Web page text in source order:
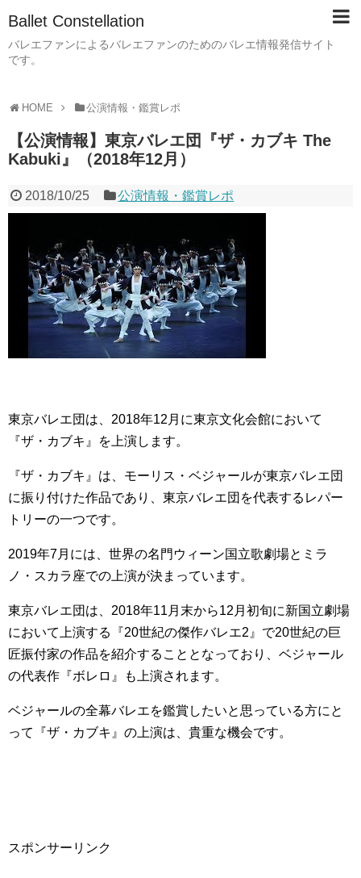
Ballet Constellation
バレエファンによるバレエファンのためのバレエ情報発信サイト
です。
HOME 公演情報・鑑賞レポ
【公演情報】東京バレエ団『ザ・カブキ The
Kabuki』（2018年12月）
2018/10/25 公演情報・鑑賞レポ
東京バレエ団は、2018年12月に東京文化会館において
『ザ・カブキ』を上演します。
『ザ・カブキ』は、モーリス・ベジャールが東京バレエ団
に振り付けた作品であり、東京バレエ団を代表するレパー
トリーの一つです。
2019年7月には、世界の名門ウィーン国立歌劇場とミラ
ノ・スカラ座での上演が決まっています。
東京バレエ団は、2018年11月末から12月初旬に新国立劇場
において上演する『20世紀の傑作バレエ2』で20世紀の巨
匠振付家の作品を紹介することとなっており、ベジャール
の代表作『ボレロ』も上演されます。
ベジャールの全幕バレエを鑑賞したいと思っている方にと
って『ザ・カブキ』の上演は、貴重な機会です。
スポンサーリンク